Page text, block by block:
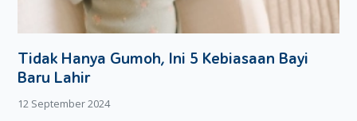
Tidak Hanya Gumoh, Ini 5 Kebiasaan Bayi
Baru Lahir
12 September 2024